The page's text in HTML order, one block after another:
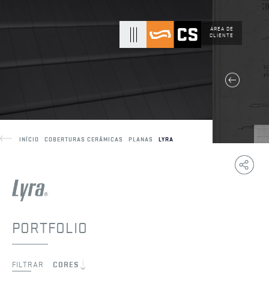
ÁREA DE
CLIENTE
INÍCIO COBERTURAS CERÂMICAS PLANAS LYRA
Copy
Link
PORTFOLIO
FILTRAR CORES